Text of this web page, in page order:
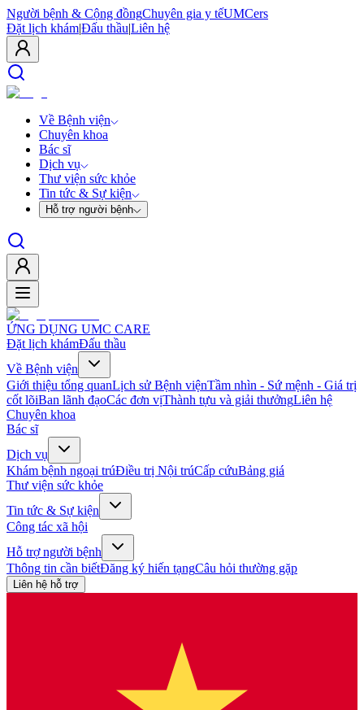
Người bệnh & Cộng đồngChuyên gia y tếUMCers
Đặt lịch khám|Đấu thầu|Liên hệ
Về Bệnh viện
Chuyên khoa
Bác sĩ
Dịch vụ
Thư viện sức khỏe
Tin tức & Sự kiện
Hỗ trợ người bệnh
ỨNG DỤNG UMC CARE
Đặt lịch khámĐấu thầu
Về Bệnh viện
Giới thiệu tổng quanLịch sử Bệnh việnTầm nhìn - Sứ mệnh - Giá trị
cốt lõiBan lãnh đạoCác đơn vịThành tựu và giải thưởngLiên hệ
Chuyên khoa
Bác sĩ
Dịch vụ
Khám bệnh ngoại trúĐiều trị Nội trúCấp cứuBảng giá
Thư viện sức khỏe
Tin tức & Sự kiện
Công tác xã hội
Hỗ trợ người bệnh
Thông tin cần biếtĐăng ký hiến tạngCâu hỏi thường gặp
Liên hệ hỗ trợ